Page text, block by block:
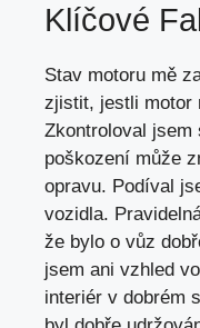
Klíčové
Stav motoru mě
zjistit, jestli motor
Zkontroloval jsem
poškození může
opravu. Podíval
vozidla.
že bylo o vůz
jsem ani vzhled
interiér v dobrém